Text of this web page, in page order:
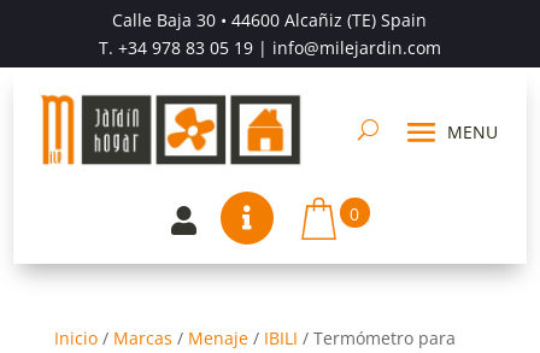
Calle Baja 30 • 44600 Alcañiz (TE) Spain
T. +34 978 83 05 19| info@milejardin.com
  0
Inicio/ Marcas / Menaje/ IBILI / Termómetro para